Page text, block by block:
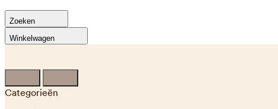
Zoeken
Winkelwagen
Categorieën